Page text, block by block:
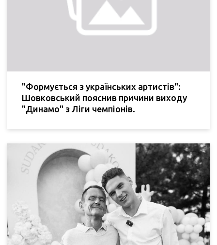
"Формується з українських артистів":
Шовковський пояснив причини виходу
"Динамо" з Ліги чемпіонів.